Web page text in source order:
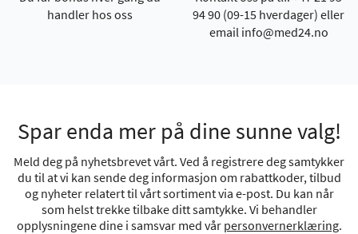
handler hos oss
94 90 (09-15 hverdager) eller
email info@med24.no
Spar enda mer på dine sunne valg!
Meld deg på nyhetsbrevet vårt. Ved å registrere deg samtykker
du til at vi kan sende deg informasjon om rabattkoder, tilbud
og nyheter relatert til vårt sortiment via e-post. Du kan når
som helst trekke tilbake ditt samtykke. Vi behandler
opplysningene dine i samsvar med vår personvernerklæring.